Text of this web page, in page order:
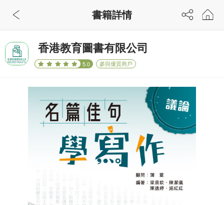
香港教育圖書有限公司
5.0 參與優質商戶
書籍詳情